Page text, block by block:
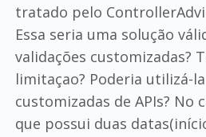
tratado pelo
Essa seria uma solução
validações customizadas?
limitaçao? Poderia utilizá-
customizadas de APIs? No
que possui duas